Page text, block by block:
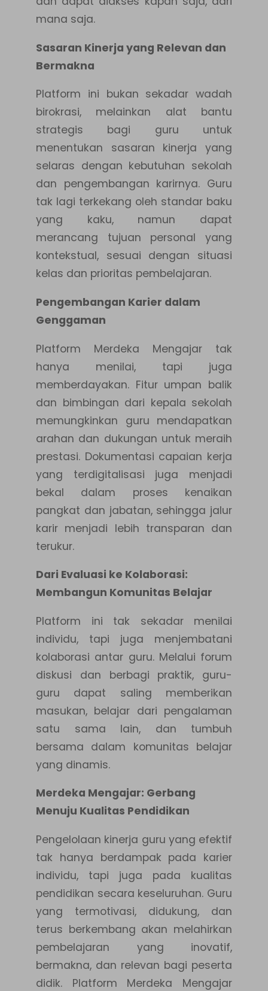
mana saja.
Sasaran Kinerja yang Relevan dan
Bermakna
Platform ini bukan sekadar wadah
birokrasi, melainkan alat bantu
strategis bagi guru untuk
menentukan sasaran kinerja yang
selaras dengan kebutuhan sekolah
dan pengembangan karirnya. Guru
tak lagi terkekang oleh standar baku
yang kaku, namun dapat
merancang tujuan personal yang
kontekstual, sesuai dengan situasi
kelas dan prioritas pembelajaran.
Pengembangan Karier dalam
Genggaman
Platform Merdeka Mengajar tak
hanya menilai, tapi juga
memberdayakan. Fitur umpan balik
dan bimbingan dari kepala sekolah
memungkinkan guru mendapatkan
arahan dan dukungan untuk meraih
prestasi. Dokumentasi capaian kerja
yang terdigitalisasi juga menjadi
bekal dalam proses kenaikan
pangkat dan jabatan, sehingga jalur
karir menjadi lebih transparan dan
terukur.
Dari Evaluasi ke Kolaborasi:
Membangun Komunitas Belajar
Platform ini tak sekadar menilai
individu, tapi juga menjembatani
kolaborasi antar guru. Melalui forum
diskusi dan berbagi praktik, guru-
guru dapat saling memberikan
masukan, belajar dari pengalaman
satu sama lain, dan tumbuh
bersama dalam komunitas belajar
yang dinamis.
Merdeka Mengajar: Gerbang
Menuju Kualitas Pendidikan
Pengelolaan kinerja guru yang efektif
tak hanya berdampak pada karier
individu, tapi juga pada kualitas
pendidikan secara keseluruhan. Guru
yang termotivasi, didukung, dan
terus berkembang akan melahirkan
pembelajaran yang inovatif,
bermakna, dan relevan bagi peserta
didik. Platform Merdeka Mengajar